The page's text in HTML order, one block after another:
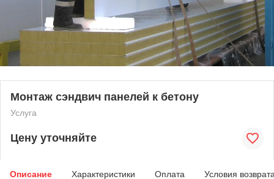
Монтаж сэндвич панелей к бетону
Услуга
Цену уточняйте
Описание Характеристики Оплата Условия